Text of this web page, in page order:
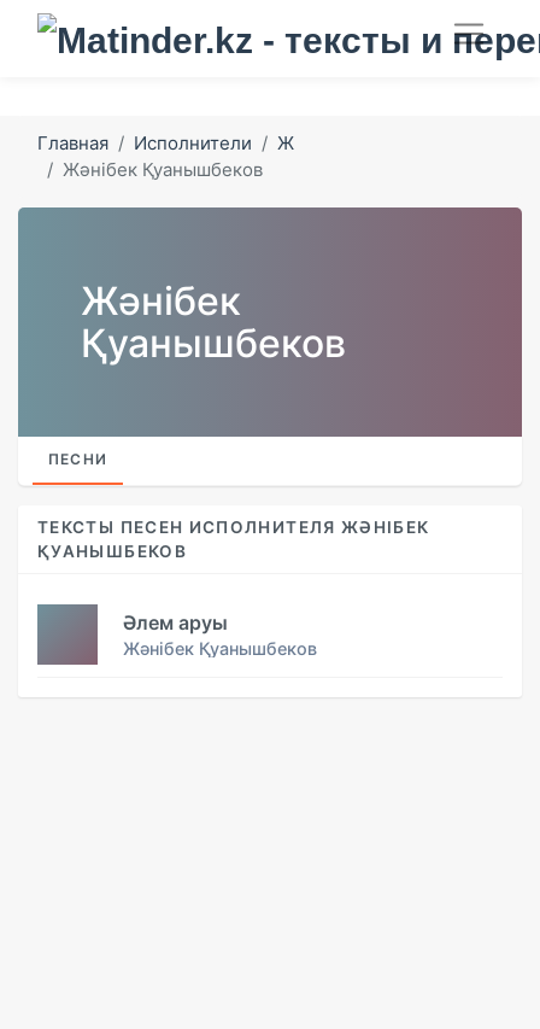
Главная Исполнители
Ж
Жәнібек Қуанышбеков
Жәнібек
Қуанышбеков
ПЕСНИ
ТЕКСТЫ ПЕСЕН ИСПОЛНИТЕЛЯ ЖӘНІБЕК
ҚУАНЫШБЕКОВ
Әлем аруы
Жәнібек Қуанышбеков